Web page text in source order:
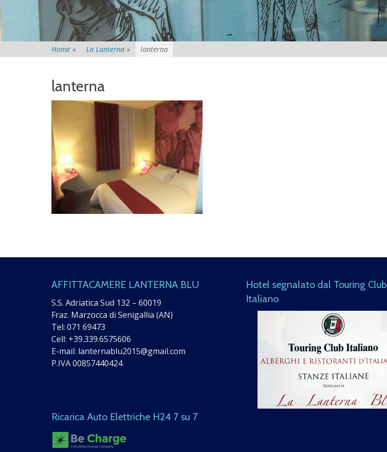
Home » La Lanterna » lanterna
lanterna
AFFITTACAMERE LANTERNA BLU
S.S. Adriatica Sud 132 – 60019
Fraz. Marzocca di Senigallia (AN)
Tel: 071 69473
Cell: +39.339.6575606
E-mail: lanternablu2015@gmail.com
P.IVA 00857440424
Ricarica Auto Elettriche H24 7 su 7
Hotel segnalato dal Touring Club
Italiano